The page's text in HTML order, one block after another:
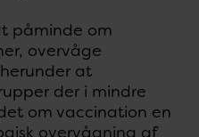
påminde om
overvåge
at
der i mindre
om vaccination en
overvågning af